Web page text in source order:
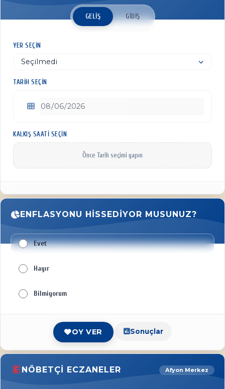
GELIŞ GIDIŞ
YER SEÇIN
TARIH SEÇIN
KALKIŞ SAATI SEÇIN
Önce Tarih seçimi yapın
ENFLASYONU HISSEDIYOR MUSUNUZ?
Evet
Hayır
Bilmiyorum
OY VER Sonuçlar
NÖBETÇI ECZANELER Afyon Merkez